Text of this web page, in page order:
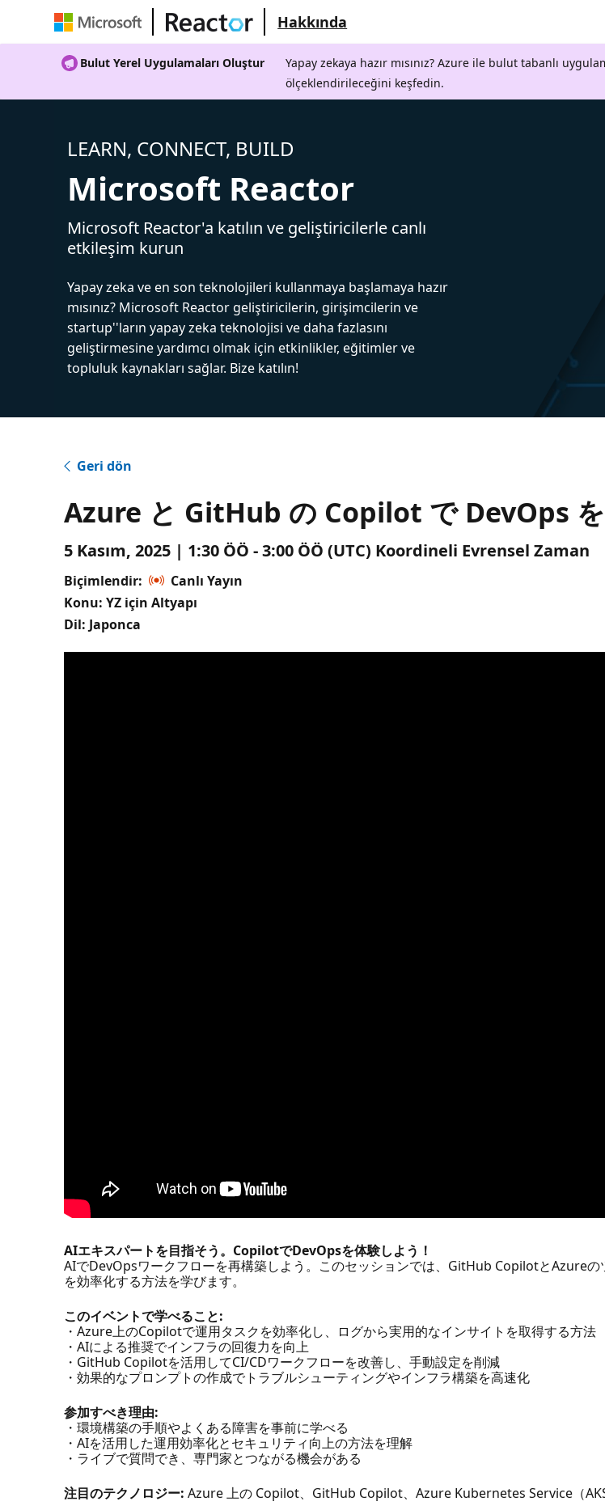
Hakkında
Bulut Yerel Uygulamaları Oluştur
Yapay zekaya hazır mısınız? Azure ile bulut tabanlı
ölçeklendirileceğini keşfedin.
LEARN, CONNECT, BUILD
Microsoft Reactor
Microsoft Reactor'a katılın ve geliştiricilerle canlı
etkileşim kurun
Yapay zeka ve en son teknolojileri kullanmaya başlamaya hazır
mısınız? Microsoft Reactor geliştiricilerin, girişimcilerin ve
startup''ların yapay zeka teknolojisi ve daha fazlasını
geliştirmesine yardımcı olmak için etkinlikler, eğitimler ve
topluluk kaynakları sağlar. Bize katılın!
Geri dön
Azure と GitHub の Copilot で DevOps
5 Kasım, 2025 | 1:30 ÖÖ - 3:00 ÖÖ (UTC) Koordineli Evrensel Zaman
Biçimlendir:
Canlı Yayın
Konu: YZ için Altyapı
Dil: Japonca
AIエキスパートを目指そう。CopilotでDevOpsを体験しよう！
AIでDevOpsワークフローを再構築しよう。このセッションでは、GitHub CopilotとAzure
を効率化する方法を学びます。
このイベントで学べること:
・Azure上のCopilotで運用タスクを効率化し、ログから実用的なインサイトを取得する方法
・AIによる推奨でインフラの回復力を向上
・GitHub Copilotを活用してCI/CDワークフローを改善し、手動設定を削減
・効果的なプロンプトの作成でトラブルシューティングやインフラ構築を高速化
参加すべき理由:
・環境構築の手順やよくある障害を事前に学べる
・AIを活用した運用効率化とセキュリティ向上の方法を理解
・ライブで質問でき、専門家とつながる機会がある
注目のテクノロジー: Azure 上の Copilot、GitHub Copilot、Azure Kubernetes Service（